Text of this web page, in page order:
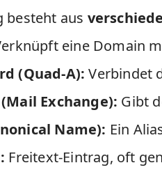
besteht aus
eine Domain
(Quad-A): Verbindet
Exchange): Gibt
Name): Ein
Freitext-Eintrag, oft